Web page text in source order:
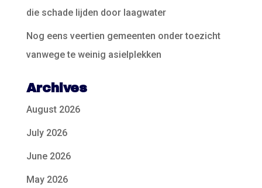
die schade lijden door laagwater
Nog eens veertien gemeenten onder toezicht
vanwege te weinig asielplekken
Archives
August 2026
July 2026
June 2026
May 2026